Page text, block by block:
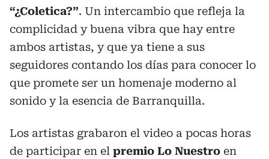
“¿Coletica?”. Un intercambio que refleja la
complicidad y buena vibra que hay entre
ambos artistas, y que ya tiene a sus
seguidores contando los días para conocer lo
que promete ser un homenaje moderno al
sonido y la esencia de Barranquilla.
Los artistas grabaron el video a pocas horas
de participar en el premio Lo Nuestro en